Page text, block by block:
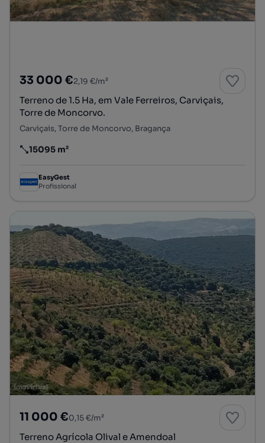
33 000 €2,19 €/m²
Terreno de 1.5 Ha, em Vale Ferreiros, Carviçais,
Torre de Moncorvo.
Carviçais, Torre de Moncorvo, Bragança
Preço por metro quadrado
15095 m²
EasyGest
Profissional
11 000 €0,15 €/m²
Terreno Agrícola Olival e Amendoal